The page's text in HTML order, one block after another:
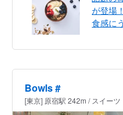
が登場
食感に
Bowls #
[東京] 原宿駅 242m / スイーツ